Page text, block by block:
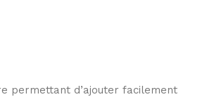
permettant d’ajouter facilement